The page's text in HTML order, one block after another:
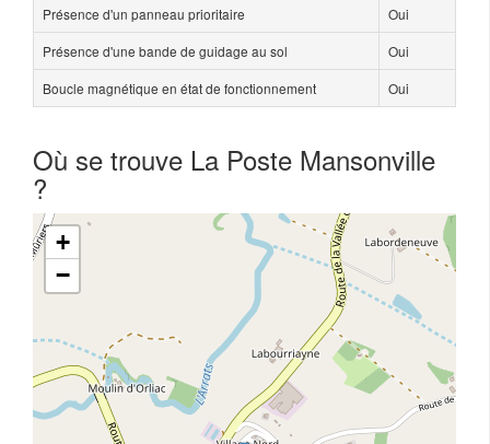
Présence d'un panneau prioritaire
Oui
Présence d'une bande de guidage au sol
Oui
Boucle magnétique en état de fonctionnement
Oui
Où se trouve La Poste Mansonville
?
+
−